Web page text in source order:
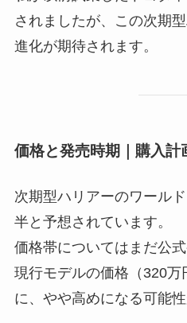
されましたが、この次期
進化が期待されます。
価格と発売時期｜購入計
次期型ハリアーのワール
半と予想されています。
価格帯についてはまだ公
現行モデルの価格（320
に、やや高めになる可能性